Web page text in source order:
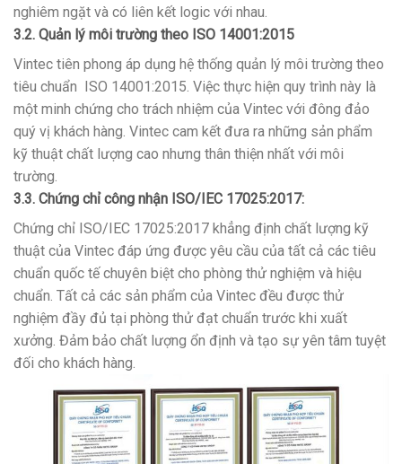
nghiêm ngặt và có liên kết logic với nhau.
3.2. Quản lý môi trường theo ISO 14001:2015
Vintec tiên phong áp dụng hệ thống quản lý môi trường theo
tiêu chuẩn ISO 14001:2015. Việc thực hiện quy trình này là
một minh chứng cho trách nhiệm của Vintec với đông đảo
quý vị khách hàng. Vintec cam kết đưa ra những sản phẩm
kỹ thuật chất lượng cao nhưng thân thiện nhất với môi
trường.
3.3. Chứng chỉ công nhận ISO/IEC 17025:2017:
Chứng chỉ ISO/IEC 17025:2017 khẳng định chất lượng kỹ
thuật của Vintec đáp ứng được yêu cầu của tất cả các tiêu
chuẩn quốc tế chuyên biệt cho phòng thử nghiệm và hiệu
chuẩn. Tất cả các sản phẩm của Vintec đều được thử
nghiệm đầy đủ tại phòng thử đạt chuẩn trước khi xuất
xưởng. Đảm bảo chất lượng ổn định và tạo sự yên tâm tuyệt
đối cho khách hàng.